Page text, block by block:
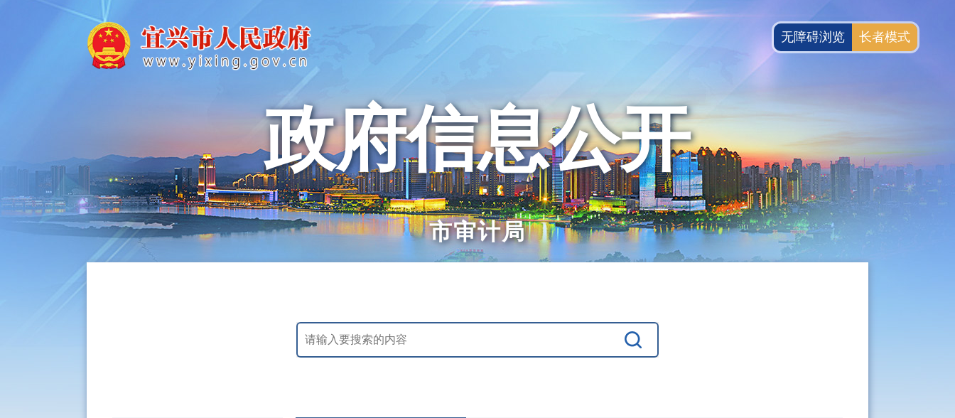
政府信息公开
市审计局
无障碍浏览 长者模式